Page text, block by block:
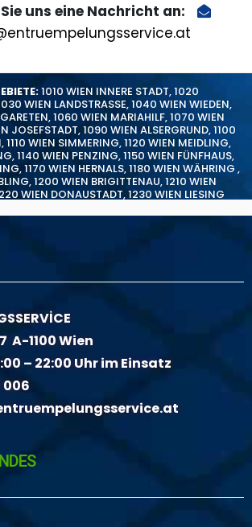
uns eine Nachricht an:
1010 WIEN INNERE STADT,1020
WIEN LANDSTRASSE,1040 WIEN WIEDEN,
,1060 WIEN MARIAHILF,1070 WIEN
JOSEFSTADT,1090 WIEN ALSERGRUND,1100
,1110 WIEN SIMMERING,1120 WIEN MEIDLING,
,1140 WIEN PENZING,1150 WIEN FÜNFHAUS,
,1170 WIEN HERNALS,1180 WIEN WÄHRING ,
,1200 WIEN BRIGITTENAU,1210 WIEN
WIEN DONAUSTADT,1230 WIEN LIESING
A-1100 Wien
– 22:00 Uhr im Einsatz
006